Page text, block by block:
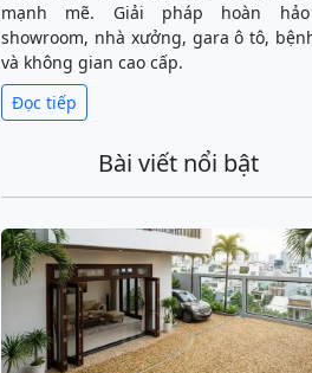
mạnh mẽ. Giải pháp hoàn
showroom, nhà xưởng, gara ô tô,
và không gian cao cấp.
Đọc tiếp
Bài viết nổi bật